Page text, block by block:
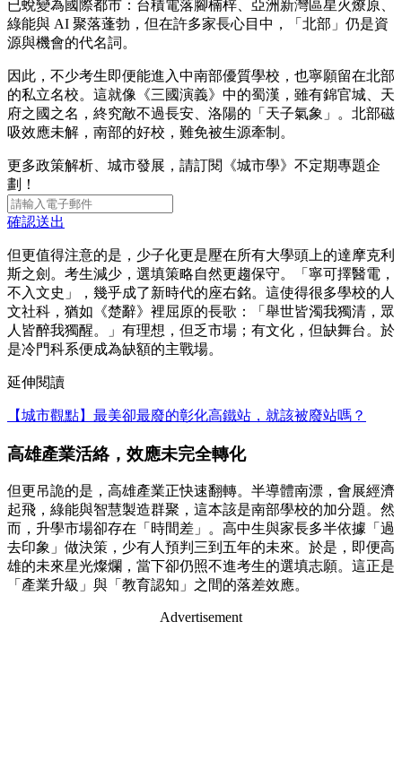
已蛻變為國際都市：台積電落腳楠梓、亞洲新灣區星火燎原、
綠能與 AI 聚落蓬勃，但在許多家長心目中，「北部」仍是資
源與機會的代名詞。
因此，不少考生即便能進入中南部優質學校，也寧願留在北部
的私立名校。這就像《三國演義》中的蜀漢，雖有錦官城、天
府之國之名，終究敵不過長安、洛陽的「天子氣象」。北部磁
吸效應未解，南部的好校，難免被生源牽制。
更多政策解析、城市發展，請訂閱《城市學》不定期專題企
劃！
確認送出
但更值得注意的是，少子化更是壓在所有大學頭上的達摩克利
斯之劍。考生減少，選填策略自然更趨保守。「寧可擇醫電，
不入文史」，幾乎成了新時代的座右銘。這使得很多學校的人
文社科，猶如《楚辭》裡屈原的長歌：「舉世皆濁我獨清，眾
人皆醉我獨醒。」有理想，但乏市場；有文化，但缺舞台。於
是冷門科系便成為缺額的主戰場。
延伸閱讀
【城市觀點】最美卻最廢的彰化高鐵站，就該被廢站嗎？
高雄產業活絡，效應未完全轉化
但更吊詭的是，高雄產業正快速翻轉。半導體南漂，會展經濟
起飛，綠能與智慧製造群聚，這本該是南部學校的加分題。然
而，升學市場卻存在「時間差」。高中生與家長多半依據「過
去印象」做決策，少有人預判三到五年的未來。於是，即便高
雄的未來星光燦爛，當下卻仍照不進考生的選填志願。這正是
「產業升級」與「教育認知」之間的落差效應。
Advertisement